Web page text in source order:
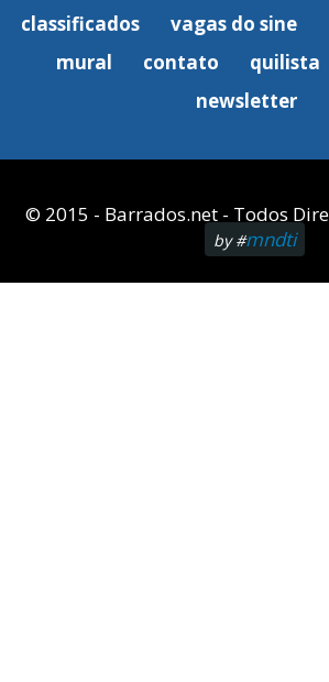
classificados
vagas do sine
mural
contato quilista
newsletter
© 2015 - Barrados.net - Todos
by #mndti